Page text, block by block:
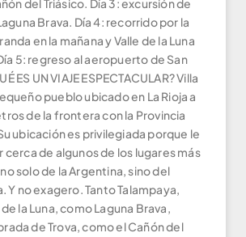
del Triásico. Día 3: excursión de
Brava. Día 4: recorrido por la
en la mañana y Valle de la Luna
5: regreso al aeropuerto de San
ES UN VIAJE ESPECTACULAR? Villa
pueblo ubicado en La Rioja a
de la frontera con la Provincia
ubicación es privilegiada porque le
de algunos de los lugares más
solo de la Argentina, sino del
Y no exagero. Tanto Talampaya,
la Luna, como Laguna Brava,
de Trova, como el Cañón del